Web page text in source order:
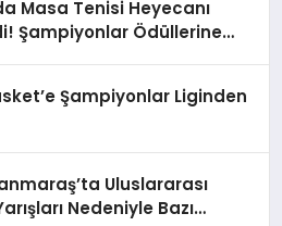
Masa Tenisi Heyecanı
Şampiyonlar Ödüllerine
Şampiyonlar Liginden
Uluslararası
Nedeniyle Bazı